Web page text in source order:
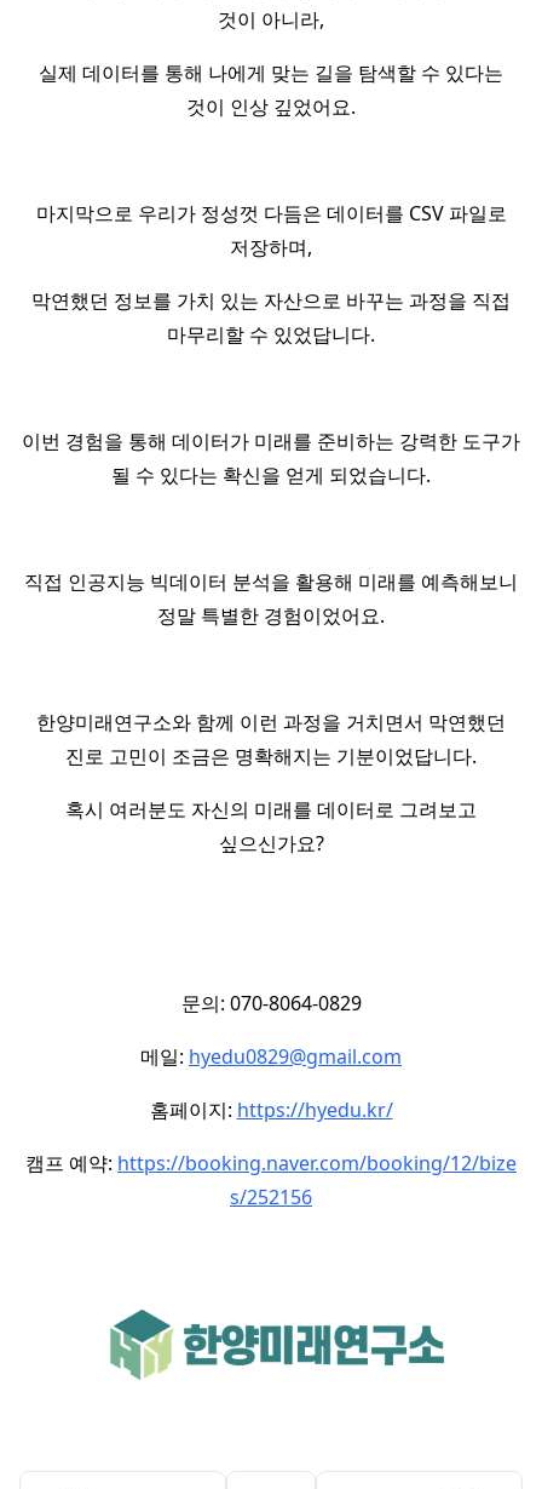
것이 아니라,
실제 데이터를 통해 나에게 맞는 길을 탐색할 수 있다는
것이 인상 깊었어요.
마지막으로 우리가 정성껏 다듬은 데이터를 CSV 파일로
저장하며,
막연했던 정보를 가치 있는 자산으로 바꾸는 과정을 직접
마무리할 수 있었답니다.
이번 경험을 통해 데이터가 미래를 준비하는 강력한 도구가
될 수 있다는 확신을 얻게 되었습니다.
직접 인공지능 빅데이터 분석을 활용해 미래를 예측해보니
정말 특별한 경험이었어요.
한양미래연구소와 함께 이런 과정을 거치면서 막연했던
진로 고민이 조금은 명확해지는 기분이었답니다.
혹시 여러분도 자신의 미래를 데이터로 그려보고
싶으신가요?
문의: 070-8064-0829
메일: hyedu0829@gmail.com
홈페이지: https://hyedu.kr/
캠프 예약: https://booking.naver.com/booking/12/bize
s/252156